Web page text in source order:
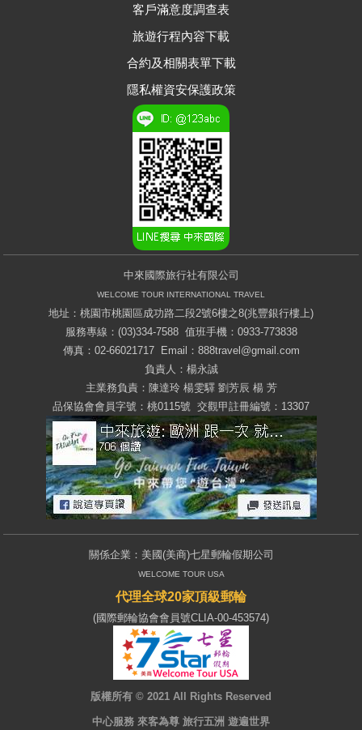
客戶滿意度調查表
旅遊行程內容下載
合約及相關表單下載
隱私權資安保護政策
中來國際旅行社有限公司
WELCOME TOUR INTERNATIONAL TRAVEL
地址：桃園市桃園區成功路二段2號6樓之8(兆豐銀行樓上)
服務專線：(03)334-7588 值班手機：0933-773838
傳真：02-66021717 Email： 888travel@gmail.com
負責人：楊永誠
主業務負責：陳達玲 楊雯驛 劉芳辰 楊 芳
品保協會會員字號：桃0115號 交觀甲註冊編號：13307
關係企業：美國(美商)七星郵輪假期公司
WELCOME TOUR USA
代理全球20家頂級郵輪
(國際郵輪協會會員號CLIA-00-453574)
版權所有 © 2021 All Rights Reserved
中心服務 來客為尊 旅行五洲 遊遍世界